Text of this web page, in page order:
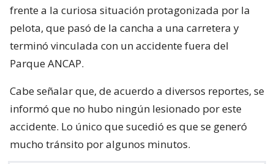
frente a la curiosa situación protagonizada por la
pelota, que pasó de la cancha a una carretera y
terminó vinculada con un accidente fuera del
Parque ANCAP.
Cabe señalar que, de acuerdo a diversos reportes, se
informó que no hubo ningún lesionado por este
accidente. Lo único que sucedió es que se generó
mucho tránsito por algunos minutos.